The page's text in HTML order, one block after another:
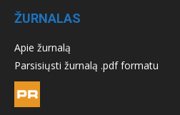
ŽURNALAS
Apie žurnalą
Parsisiųsti žurnalą .pdf formatu